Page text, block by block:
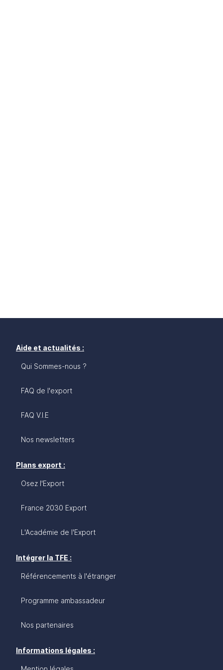
Aide et actualités :
Qui Sommes-nous ?
FAQ de l'export
FAQ V.I.E
Nos newsletters
Plans export :
Osez l'Export
France 2030 Export
L'Académie de l'Export
Intégrer la TFE :
Référencements à l'étranger
Programme ambassadeur
Nos partenaires
Informations légales :